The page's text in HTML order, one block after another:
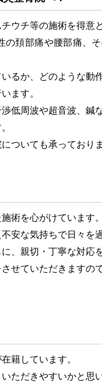
チ等の施術を得意と
頚部痛や腰部痛、
か、どのような動
ます。
周波や超音波、鍼
いても承っており
術を心がけています。
な気持ちで日々を
、親切・丁寧な対応
ていただきますの
籍しています。
だきやすいかと思い